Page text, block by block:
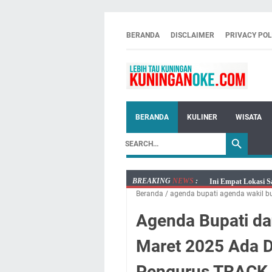
BERANDA DISCLAIMER PRIVACY
BERANDA KULINER WISATA
BREAKING NEWS :
Ini Empat Lokasi
Jumat 7 Agustus
Embun Pagi
Tetap Berjalan
Salat Lima Waktu
Menenangkan, Ini
Beranda / agenda bupati agenda wakil
Agenda Bupati
Maret 2025 Ada